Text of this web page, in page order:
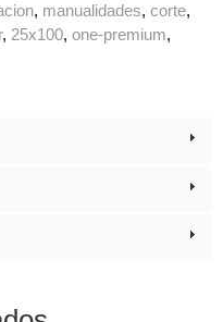
manualidades corte
25x100 one-premium